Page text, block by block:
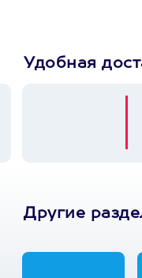
Удобная
Другие